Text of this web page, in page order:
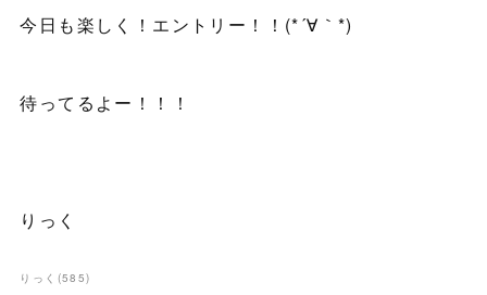
今日も楽しく！エントリー！！(*´∀｀*)
待ってるよー！！！
りっく
りっく (585)